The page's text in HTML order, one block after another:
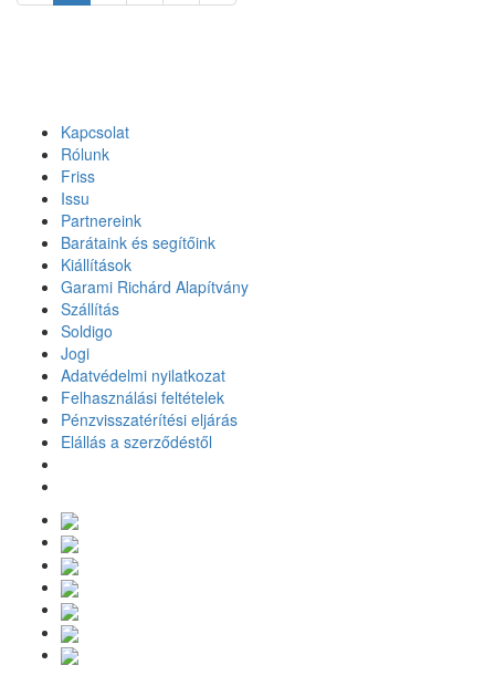
Kapcsolat
Rólunk
Friss
Issu
Partnereink
Barátaink és segítőink
Kiállítások
Garami Richárd Alapítvány
Szállítás
Soldigo
Jogi
Adatvédelmi nyilatkozat
Felhasználási feltételek
Pénzvisszatérítési eljárás
Elállás a szerződéstől